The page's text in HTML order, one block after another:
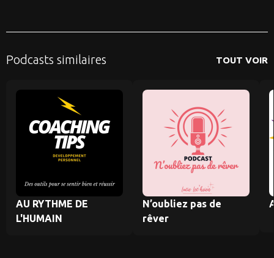
Podcasts similaires TOUT VOIR
AU RYTHME DE
L'HUMAIN
N’oubliez pas de
rêver